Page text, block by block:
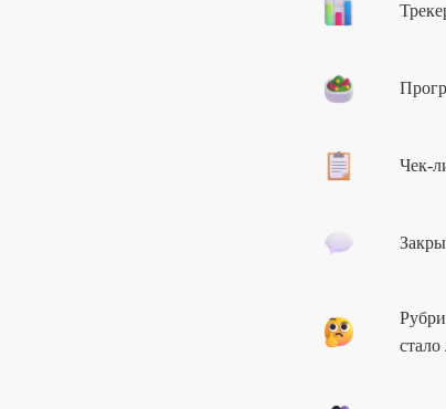
Чек-
стало